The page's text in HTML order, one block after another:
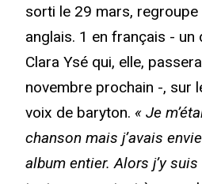
sorti le 29 mars,
anglais. 1 en français - un
Clara Ysé qui, elle,
novembre prochain -, sur
voix de baryton. « Je
chanson mais j’avais
album entier. Alors j’y suis